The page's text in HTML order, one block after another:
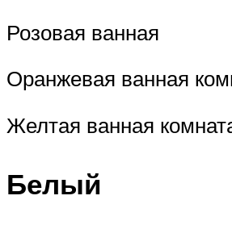
Розовая ванная
Оранжевая ванная
Желтая ванная
Белый